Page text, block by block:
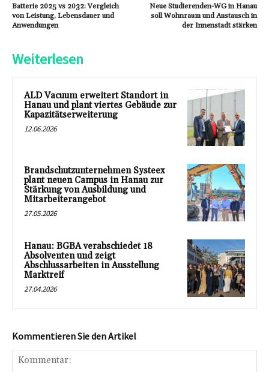
Batterie 2025 vs 2032: Vergleich
von Leistung, Lebensdauer und
Anwendungen
Neue Studierenden-WG in Hanau
soll Wohnraum und Austausch in
der Innenstadt stärken
Weiterlesen
ALD Vacuum erweitert Standort in
Hanau und plant viertes Gebäude zur
Kapazitätserweiterung
12.06.2026
Brandschutzunternehmen Systeex
plant neuen Campus in Hanau zur
Stärkung von Ausbildung und
Mitarbeiterangebot
27.05.2026
Hanau: BGBA verabschiedet 18
Absolventen und zeigt
Abschlussarbeiten in Ausstellung
Marktreif
27.04.2026
Kommentieren Sie den Artikel